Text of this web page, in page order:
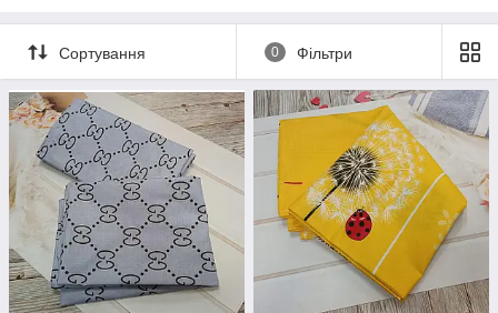
гіпоалергенного матеріалу (100% бавовна ) високої
якості (ТУРЕЧЧИНА).
Використовувані тканини стійкі до багаторазового
прання: не линяють і не втрачають форму.
Сортування 0 Фільтри